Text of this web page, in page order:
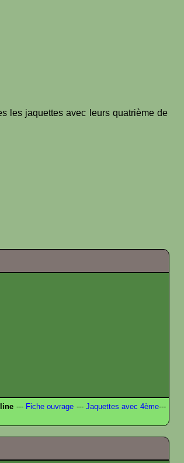
les jaquettes avec leurs quatrième de
---Fiche ouvrage--- Jaquettes avec 4ème---